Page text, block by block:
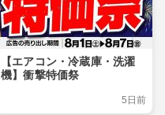
【エアコン・冷蔵庫・洗濯
機】衝撃特価祭
5日前